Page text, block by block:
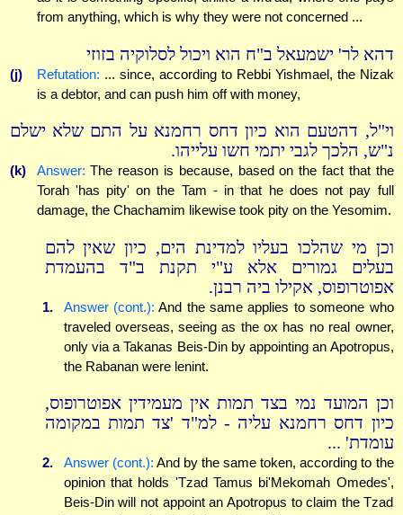
from anything, which is why they were not concerned ...
דהא לר' ישמעאל ב"ח הוא ויכול לסלוקיה בזוזי
(j) Refutation: ... since, according to Rebbi Yishmael, the Nizak
is a debtor, and can push him off with money,
וי"ל, דהטעם הוא כיון דחס רחמנא על התם שלא ישלם
נ"ש, הלכך לגבי יתמי חשו עלייהו.
(k) Answer: The reason is because, based on the fact that the
Torah 'has pity' on the Tam - in that he does not pay full
damage, the Chachamim likewise took pity on the Yesomim.
וכן מי שהלכו בעליו למדינת הים, כיון שאין להם
בעלים גמורים אלא ע"י תקנת ב"ד בהעמדת
אפוטרופוס, אקילו ביה רבנן.
1. Answer (cont.): And the same applies to someone who
traveled overseas, seeing as the ox has no real owner,
only via a Takanas Beis-Din by appointing an Apotropus,
the Rabanan were lenint.
וכן המועד נמי בצד תמות אין מעמידין אפוטרופוס,
כיון דחס רחמנא עליה - למ"ד 'צד תמות במקומה
עומדת' ...
2. Answer (cont.): And by the same token, according to the
opinion that holds 'Tzad Tamus bi'Mekomah Omedes',
Beis-Din will not appoint an Apotropus to claim the Tzad